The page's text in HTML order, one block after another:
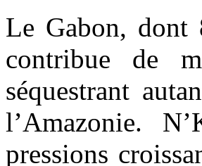
Le Gabon, dont
contribue de
séquestrant
l’Amazonie.
pressions